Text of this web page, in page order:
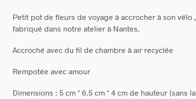
Petit pot de fleurs de voyage à accrocher à son vélo ,
fabriqué dans notre atelier à Nantes.
Accroché avec du fil de chambre à air recyclée
Rempotée avec amour
Dimensions : 5 cm * 6.5 cm * 4 cm de hauteur (sans la